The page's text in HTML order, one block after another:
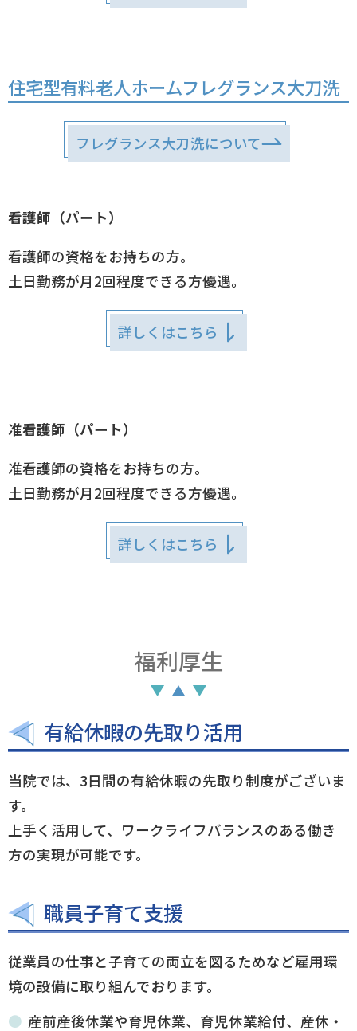
住宅型有料老人ホームフレグランス大刀洗
フレグランス大刀洗について
看護師（パート）
看護師の資格をお持ちの方。
土日勤務が月2回程度できる方優遇。
詳しくはこちら
准看護師（パート）
准看護師の資格をお持ちの方。
土日勤務が月2回程度できる方優遇。
詳しくはこちら
福利厚生
有給休暇の先取り活用
当院では、3日間の有給休暇の先取り制度がございま
す。
上手く活用して、ワークライフバランスのある働き
方の実現が可能です。
職員子育て支援
従業員の仕事と子育ての両立を図るためなど雇用環
境の設備に取り組んでおります。
産前産後休業や育児休業、育児休業給付、産休・